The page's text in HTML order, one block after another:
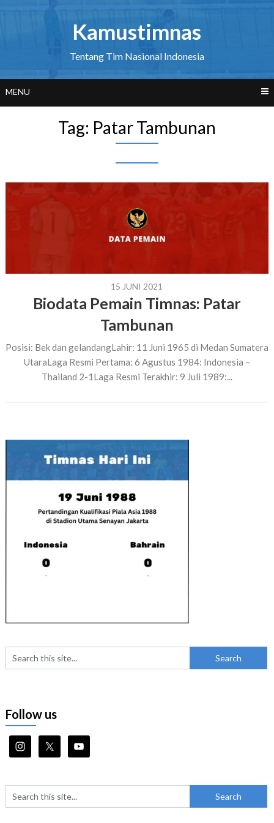
Kamustimnas
Tentang Tim Nasional Indonesia
MENU
Tag: Patar Tambunan
15 JUNI 2021
Biodata Pemain Timnas: Patar
Tambunan
Posisi: Bek dan gelandangLahir: 11 Juni 1965 di Medan Sumatera
UtaraLaga Resmi Pertama: 6 Agustus 1984: Indonesia –
Thailand 2-1Laga Resmi Terakhir: 9 Juli 1989:...
Follow us